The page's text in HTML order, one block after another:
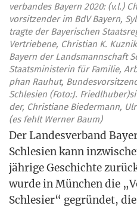
ver­ban­des Bay­ern 2020: (v.l.)
vor­sit­zen­der im BdV Bay­ern,
trag­te der Baye­ri­schen
Ver­trie­be­ne, Chris­ti­an K.
Bay­ern der Lands­mann­schaft
Staats­mi­nis­te­rin für Fami­lie,
phan Rau­hut,
Schle­si­en (Foto:J.
der, Chris­tia­ne Bie­der­mann,
(es fehlt Wer­ner Baum)
Der Lan­des­ver­band
Schle­si­en kann
jäh­ri­ge Geschich­te
wur­de in Mün­chen die
Schle­si­er“ gegrün­det,